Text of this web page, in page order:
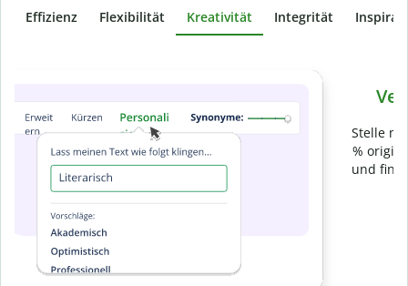
Effizienz Flexibilität Kreativität Integrität
Stelle mit der Plagiatsprüfung sicher, dass dein Text zu 100
% original ist. Analysiere deine Arbeit in Sekundenschnelle
und finde fehlende Quellenangaben in über 100 Sprachen.